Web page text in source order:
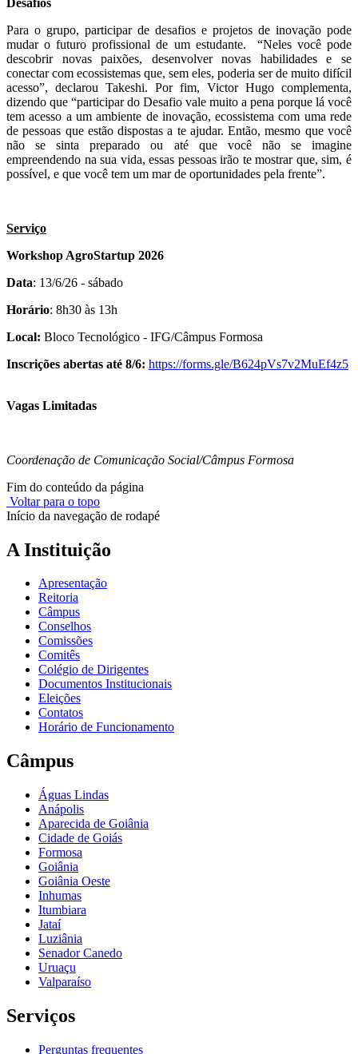
Para o grupo, participar de desafios e projetos de inovação pode
mudar o futuro profissional de um estudante. “Neles você pode
descobrir novas paixões, desenvolver novas habilidades e se
conectar com ecossistemas que, sem eles, poderia ser de muito difícil
acesso”, declarou Takeshi. Por fim, Victor Hugo complementa,
dizendo que “participar do Desafio vale muito a pena porque lá você
tem acesso a um ambiente de inovação, ecossistema com uma rede
de pessoas que estão dispostas a te ajudar. Então, mesmo que você
não se sinta preparado ou até que você não se imagine
empreendendo na sua vida, essas pessoas irão te mostrar que, sim, é
possível, e que você tem um mar de oportunidades pela frente”.
Serviço
Workshop AgroStartup 2026
Data: 13/6/26 - sábado
Horário: 8h30 às 13h
Local: Bloco Tecnológico - IFG/Câmpus Formosa
Inscrições abertas até 8/6: https://forms.gle/B624pVs7v2MuEf4z5
Vagas Limitadas
Coordenação de Comunicação Social/Câmpus Formosa
Fim do conteúdo da página
Voltar para o topo
Início da navegação de rodapé
A Instituição
Apresentação
Reitoria
Câmpus
Conselhos
Comissões
Comitês
Colégio de Dirigentes
Documentos Institucionais
Eleições
Contatos
Horário de Funcionamento
Câmpus
Águas Lindas
Anápolis
Aparecida de Goiânia
Cidade de Goiás
Formosa
Goiânia
Goiânia Oeste
Inhumas
Itumbiara
Jataí
Luziânia
Senador Canedo
Uruaçu
Valparaíso
Serviços
Perguntas frequentes